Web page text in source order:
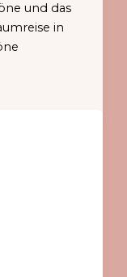
und das
in